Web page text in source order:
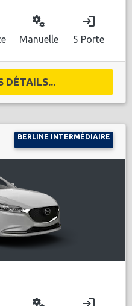
miscellaneous_services
Manuelle
login
5 Porte
DÉTAILS...
BERLINE INTERMÉDIAIRE